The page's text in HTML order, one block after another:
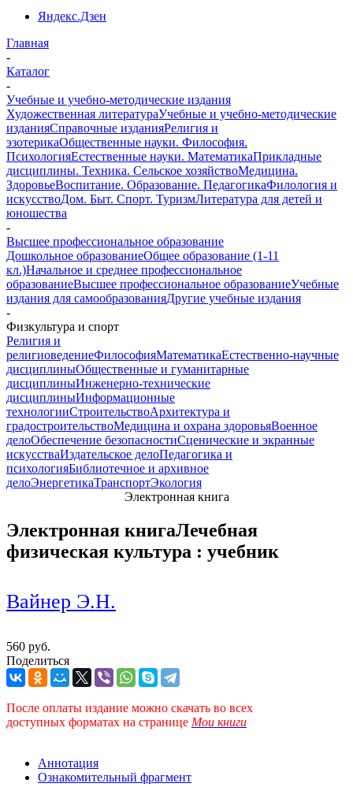
Яндекс.Дзен
Главная
-
Каталог
-
Учебные и учебно-методические издания
Художественная литератураУчебные и учебно-методические
изданияСправочные изданияРелигия и
эзотерикаОбщественные науки. Философия.
ПсихологияЕстественные науки. МатематикаПрикладные
дисциплины. Техника. Сельское хозяйствоМедицина.
ЗдоровьеВоспитание. Образование. ПедагогикаФилология и
искусствоДом. Быт. Спорт. ТуризмЛитература для детей и
юношества
-
Высшее профессиональное образование
Дошкольное образованиеОбщее образование (1-11
кл.)Начальное и среднее профессиональное
образованиеВысшее профессиональное образованиеУчебные
издания для самообразованияДругие учебные издания
-
Физкультура и спорт
Религия и
религиоведениеФилософияМатематикаЕстественно-научные
дисциплиныОбщественные и гуманитарные
дисциплиныИнженерно-технические
дисциплиныИнформационные
технологииСтроительствоАрхитектура и
градостроительствоМедицина и охрана здоровьяВоенное
делоОбеспечение безопасностиСценические и экранные
искусстваИздательское делоПедагогика и
психологияБиблиотечное и архивное
делоЭнергетикаТранспортЭкология
Электронная книга
Электронная книгаЛечебная
физическая культура : учебник
Вайнер Э.Н.
560 руб.
Поделиться
После оплаты издание можно скачать во всех
доступных форматах на странице Мои книги
Аннотация
Ознакомительный фрагмент